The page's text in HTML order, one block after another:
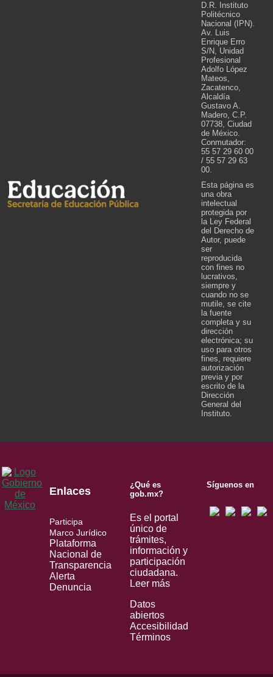
D.R. Instituto
Politécnico
Nacional (IPN).
Av. Luis
Enrique Erro
S/N, Unidad
Profesional
Adolfo López
Mateos,
Zacatenco,
Alcaldía
Gustavo A.
Madero, C.P.
07738, Ciudad
de México.
Conmutador:
55 57 29 60 00
/ 55 57 29 63
00.
Esta página es
una obra
intelectual
protegida por
la Ley Federal
del Derecho de
Autor, puede
ser
reproducida
con fines no
lucrativos,
siempre y
cuando no se
mutile, se cite
la fuente
completa y su
dirección
electrónica; su
uso para otros
fines, requiere
autorización
previa y por
escrito de la
Dirección
General del
Instituto.
Enlaces
Participa
Marco Jurídico
Plataforma
Nacional de
Transparencia
Alerta
Denuncia
¿Qué es
gob.mx?
Es el portal
único de
trámites,
información y
participación
ciudadana.
Leer más
Datos
abiertos
Accesibilidad
Términos
Síguenos en